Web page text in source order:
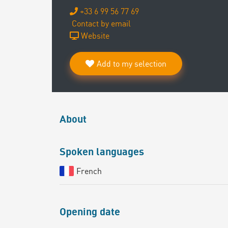
+33 6 99 56 77 69
Contact by email
Website
Add to my selection
About
Spoken languages
French
Opening date